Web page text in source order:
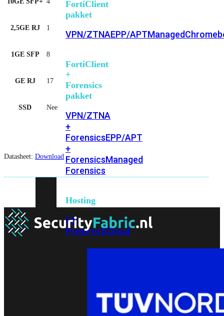
FortiClient
pakket
VPN/ZTNAEPP/APTManaged
FortiClient
+
Forensics
pakket
VPN/ZTNA
+
ForensicsEPP/APT
+
ForensicsManaged
Forensics
Hosting
On-
PremFortiCloud
FortiClientFortiEndpoint
2,5GE RJ 1
1GE SFP 8
GE RJ 17
SSD Nee
Datasheet: Download